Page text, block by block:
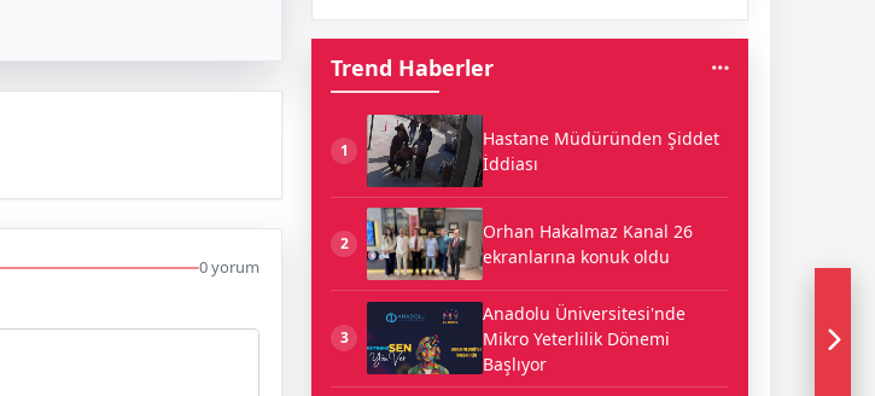
0 yorum
Trend Haberler
1
Hastane Müdüründen Şiddet
İddiası
2
Orhan Hakalmaz Kanal 26
ekranlarına konuk oldu
3
Anadolu Üniversitesi'nde
Mikro Yeterlilik Dönemi
Başlıyor